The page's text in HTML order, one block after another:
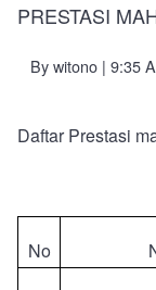
PRESTASI
Bywitono | 9:35
Daftar Prestasi
No